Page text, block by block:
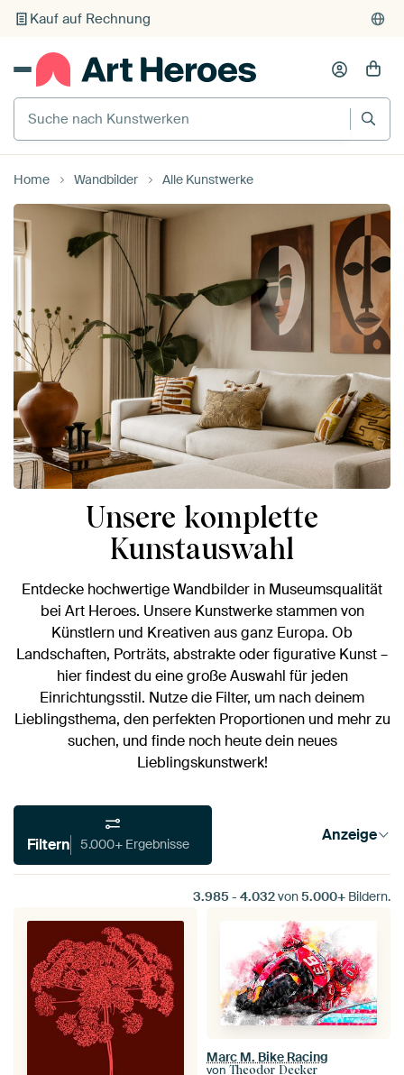
Kauf auf Rechnung
Individueller Druck auf Bestellung
Suche nach Kunstwerken
Home Wandbilder Alle Kunstwerke
Unsere komplette
Kunstauswahl
Entdecke hochwertige Wandbilder in Museumsqualität
bei Art Heroes. Unsere Kunstwerke stammen von
Künstlern und Kreativen aus ganz Europa. Ob
Landschaften, Porträts, abstrakte oder figurative Kunst –
hier findest du eine große Auswahl für jeden
Einrichtungsstil. Nutze die Filter, um nach deinem
Lieblingsthema, den perfekten Proportionen und mehr zu
suchen, und finde noch heute dein neues
Lieblingskunstwerk!
Filtern 5.000+ Ergebnisse Anzeige
3.985- 4.032von5.000+ Bildern.
Marc M. Bike Racing
von Theodor Decker